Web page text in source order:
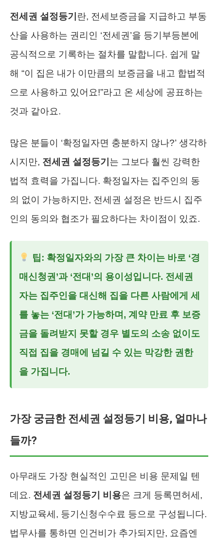
전세권 설정등기 란, 전세보증금을 지급하고 부동
산을 사용하는 권리인 ‘전세권’을 등기부등본에
공식적으로 기록하는 절차를 말합니다. 쉽게 말
해 “이 집은 내가 이만큼의 보증금을 내고 합법적
으로 사용하고 있어요!”라고 온 세상에 공표하는
것과 같아요.
많은 분들이 ‘확정일자면 충분하지 않나?’ 생각하
시지만, 전세권 설정등기 는 그보다 훨씬 강력한
법적 효력을 가집니다. 확정일자는 집주인의 동
의 없이 가능하지만, 전세권 설정은 반드시 집주
인의 동의와 협조가 필요하다는 차이점이 있죠.
팁: 확정일자와의 가장 큰 차이는 바로 ‘경
매신청권’과 ‘전대’의 용이성입니다. 전세권
자는 집주인을 대신해 집을 다른 사람에게 세
를 놓는 ‘전대’가 가능하며, 계약 만료 후 보증
금을 돌려받지 못할 경우 별도의 소송 없이도
직접 집을 경매에 넘길 수 있는 막강한 권한
을 가집니다.
가장 궁금한 전세권 설정등기 비용, 얼마나
들까?
아무래도 가장 현실적인 고민은 비용 문제일 텐
데요. 전세권 설정등기 비용은 크게 등록면허세,
지방교육세, 등기신청수수료 등으로 구성됩니다.
법무사를 통하면 인건비가 추가되지만, 요즘엔